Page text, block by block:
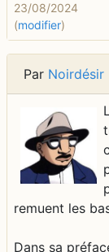
23/08/2024
(modifier)
Par Noirdésir
remuent les
Dans sa